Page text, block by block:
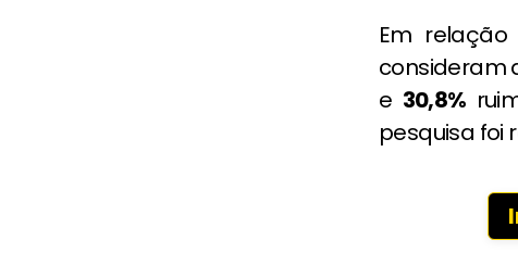
Em
consideram
e 30,8%
pesquisa foi